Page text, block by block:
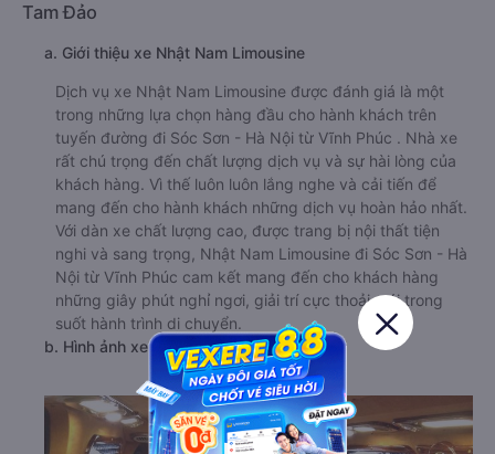
Tam Đảo
a. Giới thiệu xe Nhật Nam Limousine
Dịch vụ xe Nhật Nam Limousine được đánh giá là một
trong những lựa chọn hàng đầu cho hành khách trên
tuyến đường đi Sóc Sơn - Hà Nội từ Vĩnh Phúc . Nhà xe
rất chú trọng đến chất lượng dịch vụ và sự hài lòng của
khách hàng. Vì thế luôn luôn lắng nghe và cải tiến để
mang đến cho hành khách những dịch vụ hoàn hảo nhất.
Với dàn xe chất lượng cao, được trang bị nội thất tiện
nghi và sang trọng, Nhật Nam Limousine đi Sóc Sơn - Hà
Nội từ Vĩnh Phúc cam kết mang đến cho khách hàng
những giây phút nghỉ ngơi, giải trí cực thoải mái trong
suốt hành trình di chuyển.
b. Hình ảnh xe Nhật Nam Limousine